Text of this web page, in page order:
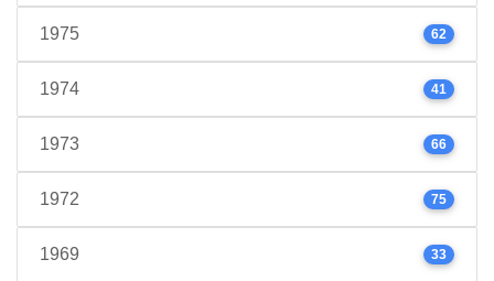
1975 62
1974 41
1973 66
1972 75
1969 33